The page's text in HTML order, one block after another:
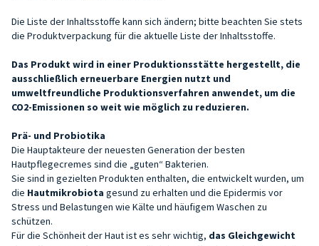
Die Liste der Inhaltsstoffe kann sich ändern; bitte beachten Sie stets
die Produktverpackung für die aktuelle Liste der Inhaltsstoffe.
Das Produkt wird in einer Produktionsstätte hergestellt, die
ausschließlich erneuerbare Energien nutzt und
umweltfreundliche Produktionsverfahren anwendet, um die
CO2-Emissionen so weit wie möglich zu reduzieren.
Prä- und Probiotika
Die Hauptakteure der neuesten Generation der besten
Hautpflegecremes sind die „guten“ Bakterien.
Sie sind in gezielten Produkten enthalten, die entwickelt wurden, um
die Hautmikrobiota gesund zu erhalten und die Epidermis vor
Stress und Belastungen wie Kälte und häufigem Waschen zu
schützen.
Für die Schönheit der Haut ist es sehr wichtig, das Gleichgewicht